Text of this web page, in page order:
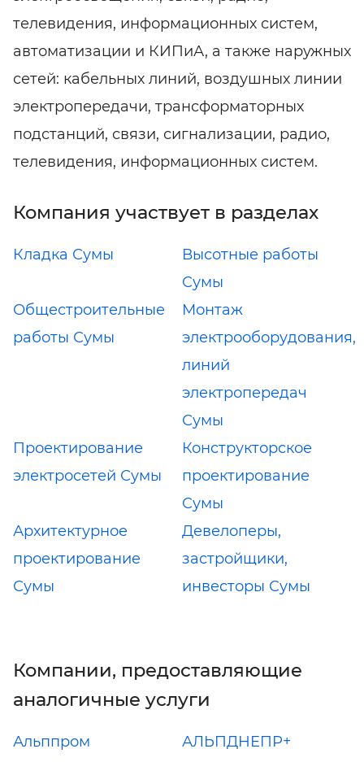
телевидения, информационных систем,
автоматизации и КИПиА, а также наружных
сетей: кабельных линий, воздушных линии
электропередачи, трансформаторных
подстанций, связи, сигнализации, радио,
телевидения, информационных систем.
Компания участвует в разделах
Кладка Сумы
Высотные работы
Сумы
Общестроительные
работы Сумы
Монтаж
электрооборудования,
линий
электропередач
Сумы
Проектирование
электросетей Сумы
Конструкторское
проектирование
Сумы
Архитектурное
проектирование
Сумы
Девелоперы,
застройщики,
инвесторы Сумы
Компании, предоставляющие
аналогичные услуги
Альппром
АЛЬПДНЕПР+